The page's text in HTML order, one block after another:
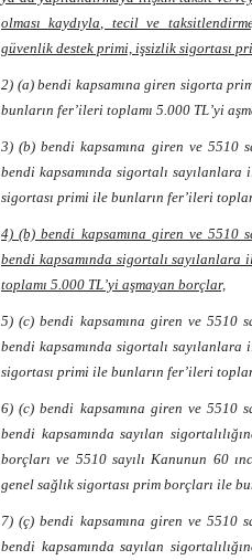
olması kaydıyla, tecil ve
güvenlik destek primi, işsizlik sigortası
2) (a) bendi kapsamına giren sigorta
bunların fer’ileri toplamı 5.000 TL’yi
3) (b) bendi kapsamına giren ve 5510
bendi kapsamında sigortalı
sigortası primi ile bunların fer’ileri
4) (b) bendi kapsamına giren ve 5510
bendi kapsamında sigortalı sayılanlara
toplamı 5.000 TL’yi aşmayan borçlar,
5) (c) bendi kapsamına giren ve 5510
bendi kapsamında sigortalı
sigortası primi ile bunların fer’ileri
6) (c) bendi kapsamına giren ve 5510
bendi kapsamında sayılan
borçları ve 5510 sayılı Kanunun 60
genel sağlık sigortası prim borçları ile
7) (ç) bendi kapsamına giren ve 5510
bendi kapsamında sayılan